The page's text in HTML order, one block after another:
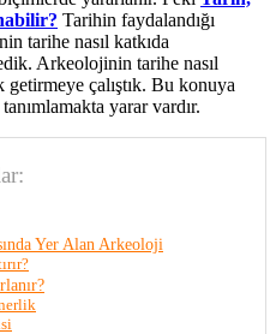
Tarihin faydalandığı
tarihe nasıl katkıda
Arkeolojinin tarihe nasıl
getirmeye çalıştık. Bu konuya
yarar vardır.
Yer Alan Arkeoloji